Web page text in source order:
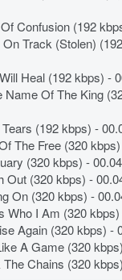
Confusion (192
Track (Stolen)
Heal (192 kbps) -
Name Of The King
(192 kbps) -
The Free (320
(320 kbps) -
Out (320 kbps) -
On (320 kbps) -
Who I Am (320
Again (320 kbps) -
A Game (320
Chains (320